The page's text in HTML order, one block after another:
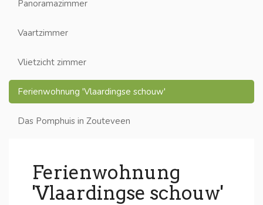
Panoramazimmer
Vaartzimmer
Vlietzicht zimmer
Ferienwohnung 'Vlaardingse schouw'
Das Pomphuis in Zouteveen
Ferienwohnung
'Vlaardingse schouw'